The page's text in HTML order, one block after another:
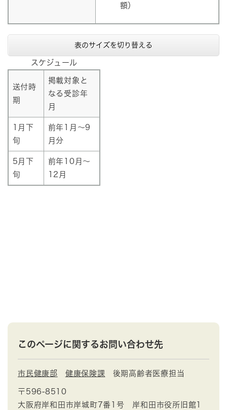
額）
表のサイズを切り替える
スケジュール
送付時
期
掲載対象と
なる受診年
月
1月下
旬
前年1月～9
月分
5月下
旬
前年10月～
12月
このページに関するお問い合わせ先
市民健康部 健康保険課 後期高齢者医療担当
〒596-8510
大阪府岸和田市岸城町7番1号 岸和田市役所旧館1